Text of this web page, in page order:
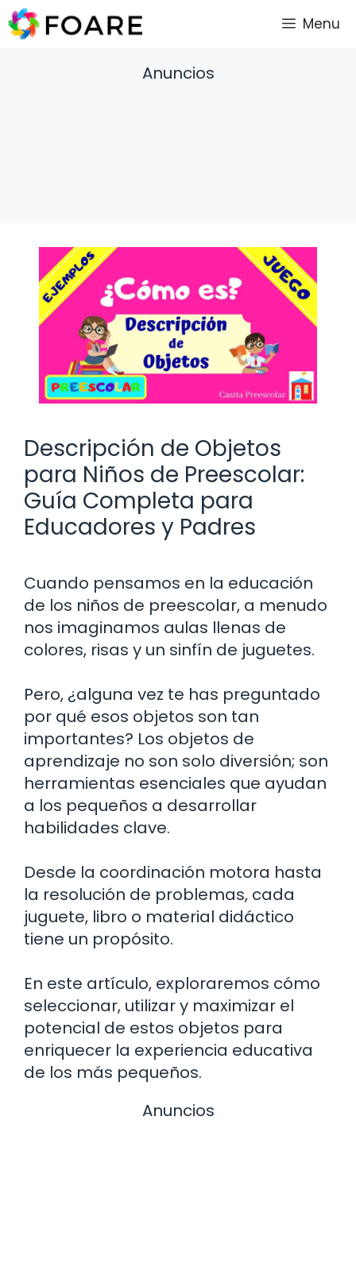
Saltar
al
Menu
Anuncios
Descripción de Objetos
para Niños de Preescolar:
Guía Completa para
Educadores y Padres
Cuando pensamos en la educación
de los niños de preescolar, a menudo
nos imaginamos aulas llenas de
colores, risas y un sinfín de juguetes.
Pero, ¿alguna vez te has preguntado
por qué esos objetos son tan
importantes? Los objetos de
aprendizaje no son solo diversión; son
herramientas esenciales que ayudan
a los pequeños a desarrollar
habilidades clave.
Desde la coordinación motora hasta
la resolución de problemas, cada
juguete, libro o material didáctico
tiene un propósito.
En este artículo, exploraremos cómo
seleccionar, utilizar y maximizar el
potencial de estos objetos para
enriquecer la experiencia educativa
de los más pequeños.
Anuncios